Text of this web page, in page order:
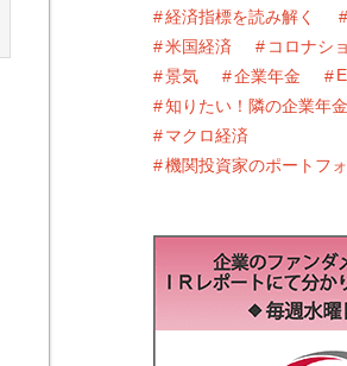
経済指標を読み解く
米国経済
コロナシ
景気
企業年金
知りたい！隣の企業年金
マクロ経済
機関投資家のポートフ